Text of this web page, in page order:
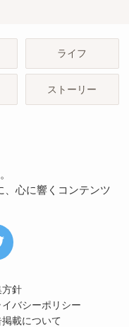
ライフ
ストーリー
、心に響くコンテンツ
方針
イバシーポリシー
掲載について